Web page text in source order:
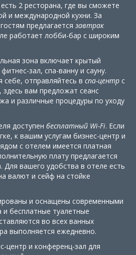
2 ресторана, где вы сможете
и международной кухни. За
предлагается завтрак
работает лобби-бар с широким
зона включает крытый
зал, спа-ванну и сауну.
отправляйтесь в спа-центр с
здесь вам предложат сеанс
и различные процедуры по уходу
доступен бесплатный Wi-Fi. Если
к вашим услугам бизнес-центр и
с отелем имеется платная
плату предлагается
Для вашего удобства в отеле есть
валют и сейф на стойке
и оснащены современными
бесплатные туалетные
во всех ванных
выполняется ежедневно.
центр и конференц-зал для